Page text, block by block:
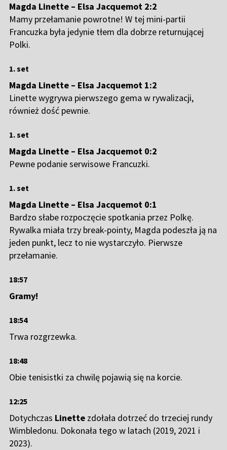
Magda Linette – Elsa Jacquemot 2:2
Mamy przełamanie powrotne! W tej mini-partii
Francuzka była jedynie tłem dla dobrze returnującej
Polki.
1. set
Magda Linette – Elsa Jacquemot 1:2
Linette wygrywa pierwszego gema w rywalizacji,
również dość pewnie.
1. set
Magda Linette – Elsa Jacquemot 0:2
Pewne podanie serwisowe Francuzki.
1. set
Magda Linette – Elsa Jacquemot 0:1
Bardzo słabe rozpoczęcie spotkania przez Polkę.
Rywalka miała trzy break-pointy, Magda podeszła ją na
jeden punkt, lecz to nie wystarczyło. Pierwsze
przełamanie.
18:57
Gramy!
18:54
Trwa rozgrzewka.
18:48
Obie tenisistki za chwilę pojawią się na korcie.
12:25
Dotychczas Linette zdołała dotrzeć do trzeciej rundy
Wimbledonu. Dokonała tego w latach (2019, 2021 i
2023).